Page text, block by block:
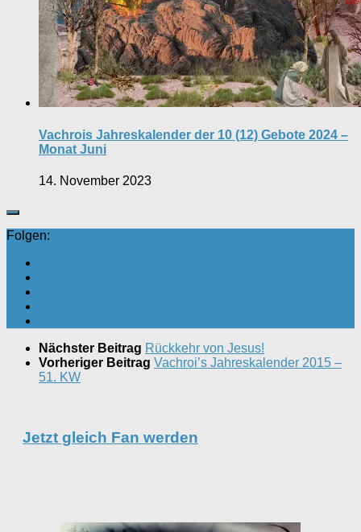
Vachrois Jahreskalender der 10 (12) Gebote 2024 –
Monat Juni
14. November 2023
Folgen:
Nächster Beitrag Rückkehr von Jesus!
Vorheriger Beitrag Vachroi’s Jahreskalender 2015 –
51. KW
Jetzt gleich Fan werden